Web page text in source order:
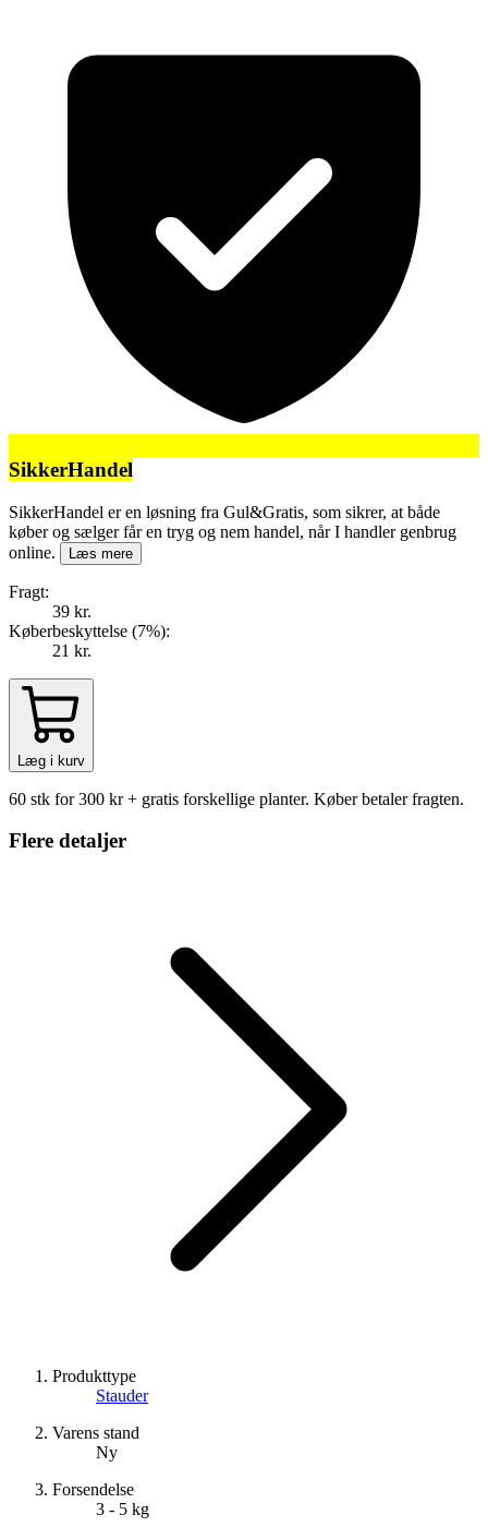
SikkerHandel
SikkerHandel er en løsning fra Gul&Gratis, som sikrer, at både
køber og sælger får en tryg og nem handel, når I handler genbrug
online.
Læs mere
Fragt:
39 kr.
Køberbeskyttelse (7%):
21 kr.
Læg i kurv
60 stk for 300 kr + gratis forskellige planter. Køber betaler fragten.
Flere detaljer
Produkttype
Stauder
Varens stand
Ny
Forsendelse
3 - 5 kg